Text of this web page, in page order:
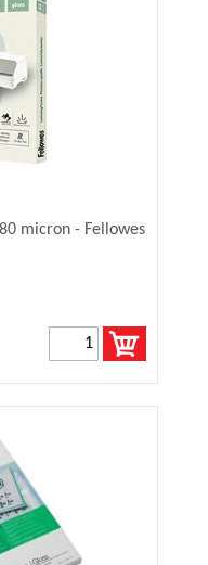
micron - Fellowes